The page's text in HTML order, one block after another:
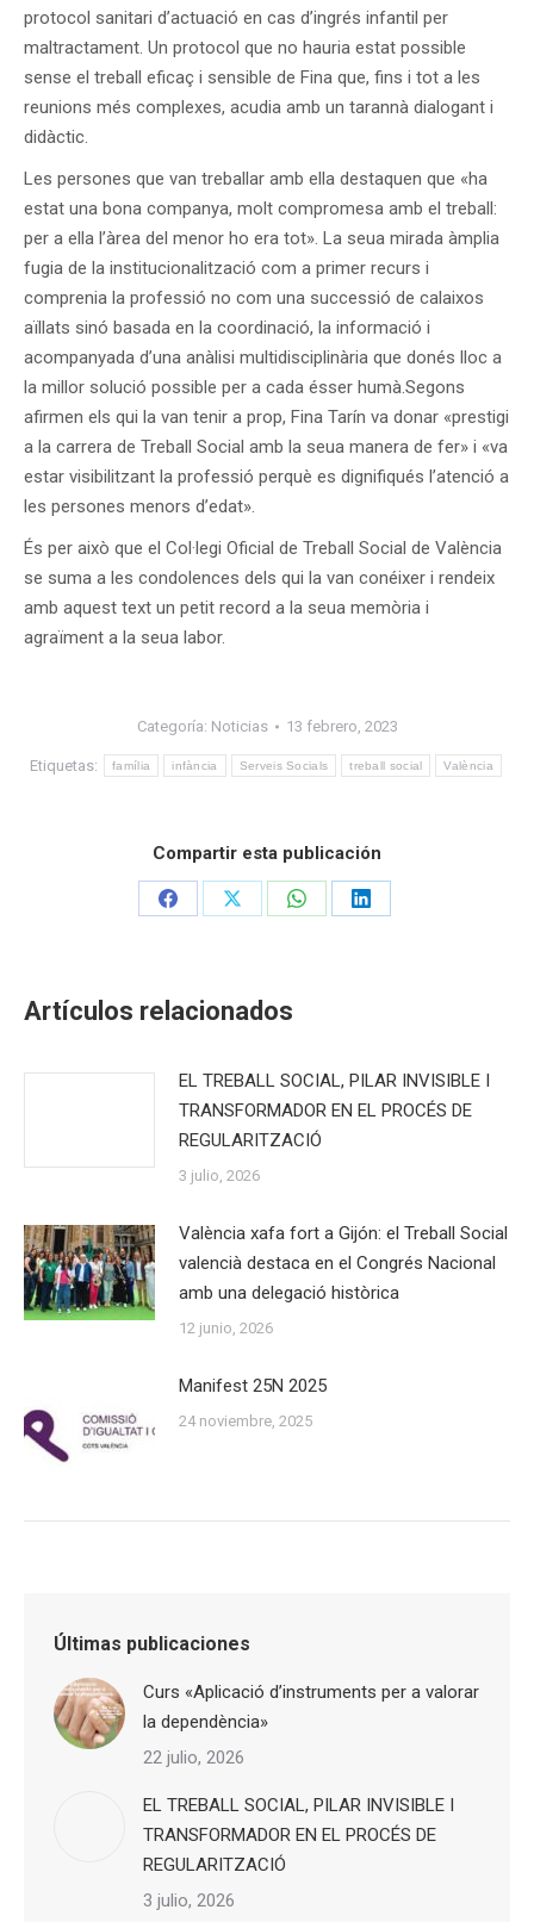
protocol sanitari d’actuació en cas d’ingrés infantil per
maltractament. Un protocol que no hauria estat possible
sense el treball eficaç i sensible de Fina que, fins i tot a les
reunions més complexes, acudia amb un tarannà dialogant i
didàctic.
Les persones que van treballar amb ella destaquen que «ha
estat una bona companya, molt compromesa amb el treball:
per a ella l’àrea del menor ho era tot». La seua mirada àmplia
fugia de la institucionalització com a primer recurs i
comprenia la professió no com una successió de calaixos
aïllats sinó basada en la coordinació, la informació i
acompanyada d’una anàlisi multidisciplinària que donés lloc a
la millor solució possible per a cada ésser humà.Segons
afirmen els qui la van tenir a prop, Fina Tarín va donar «prestigi
a la carrera de Treball Social amb la seua manera de fer» i «va
estar visibilitzant la professió perquè es dignifiqués l’atenció a
les persones menors d’edat».
És per això que el Col·legi Oficial de Treball Social de València
se suma a les condolences dels qui la van conéixer i rendeix
amb aquest text un petit record a la seua memòria i
agraïment a la seua labor.
Categoría: Noticias 13 febrero, 2023
Etiquetas: família infància Serveis Socials treball social València
Compartir esta publicación
Share
Share
Share
Share
Artículos relacionados
EL TREBALL SOCIAL, PILAR INVISIBLE I
TRANSFORMADOR EN EL PROCÉS DE
REGULARITZACIÓ
3 julio, 2026
València xafa fort a Gijón: el Treball Social
valencià destaca en el Congrés Nacional
amb una delegació històrica
12 junio, 2026
Manifest 25N 2025
24 noviembre, 2025
Últimas publicaciones
Curs «Aplicació d’instruments per a valorar
la dependència»
22 julio, 2026
EL TREBALL SOCIAL, PILAR INVISIBLE I
TRANSFORMADOR EN EL PROCÉS DE
REGULARITZACIÓ
3 julio, 2026